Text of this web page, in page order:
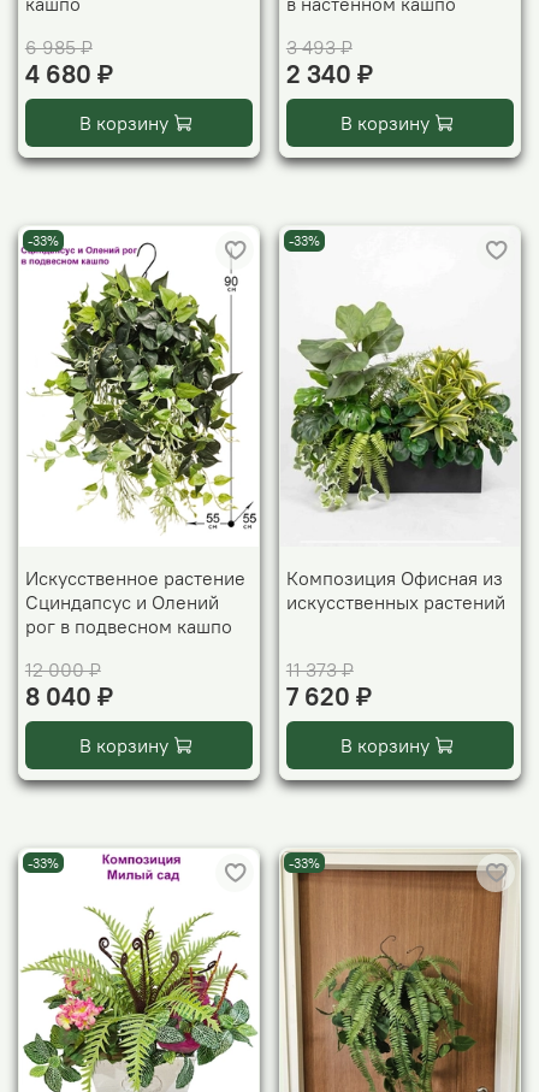
6 985 ₽
4 680 ₽
В корзину
3 493 ₽
2 340 ₽
В корзину
-33%
Искусственное растение
Сциндапсус и Олений
рог в подвесном кашпо
12 000 ₽
8 040 ₽
В корзину
-33%
Композиция Офисная из
искусственных растений
11 373 ₽
7 620 ₽
В корзину
-33% -33%